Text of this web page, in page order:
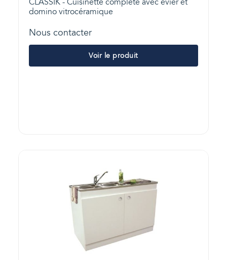
domino vitrocéramique
Nous contacter
Voir le produit